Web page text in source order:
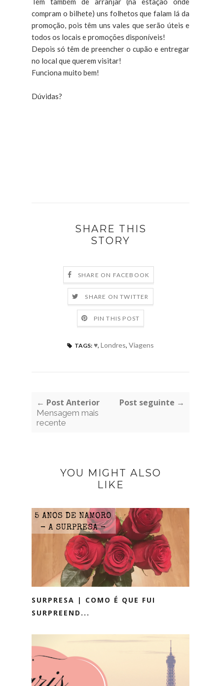
compram o bilhete) uns folhetos que falam lá da
promoção, pois têm uns vales que serão úteis e
todos os locais e promoções disponíveis!
Depois só têm de preencher o cupão e entregar
no local que querem visitar!
Funciona muito bem!
Dúvidas?
SHARE THIS
STORY
SHARE ON FACEBOOK
SHARE ON TWITTER
PIN THIS POST
TAGS: ♥, Londres, Viagens
← Post Anterior
Mensagem mais
recente
Post seguinte →
YOU MIGHT ALSO
LIKE
SURPRESA | COMO É QUE FUI
SURPREEND...